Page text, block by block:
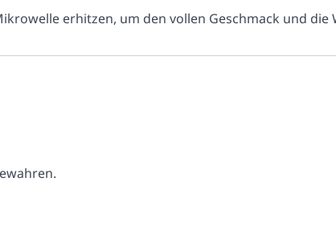
erhitzen, um den vollen Geschmack und die